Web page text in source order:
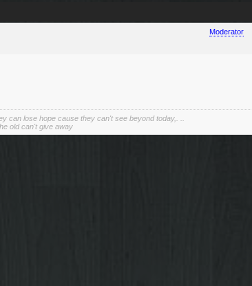
Moderator
can lose hope cause they can't see beyond today,. ..
old can't give away